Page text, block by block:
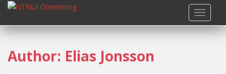
i
Author: Elias Jonsson